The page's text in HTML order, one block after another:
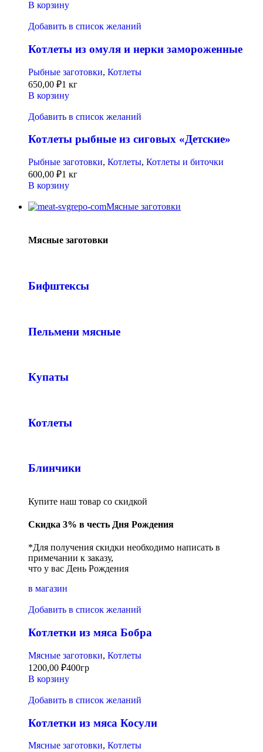
В корзину
Добавить в список желаний
Котлеты из омуля и нерки замороженные
Рыбные заготовки, Котлеты
650,00 ₽1 кг
В корзину
Добавить в список желаний
Котлеты рыбные из сиговых «Детские»
Рыбные заготовки, Котлеты, Котлеты и биточки
600,00 ₽1 кг
В корзину
Мясные заготовки
Мясные заготовки
Бифштексы
Пельмени мясные
Купаты
Котлеты
Блинчики
Купите наш товар со скидкой
Скидка 3% в честь Дня Рождения
*Для получения скидки необходимо написать в
примечании к заказу,
что у вас День Рождения
в магазин
Добавить в список желаний
Котлетки из мяса Бобра
Мясные заготовки, Котлеты
1200,00 ₽400гр
В корзину
Добавить в список желаний
Котлетки из мяса Косули
Мясные заготовки, Котлеты